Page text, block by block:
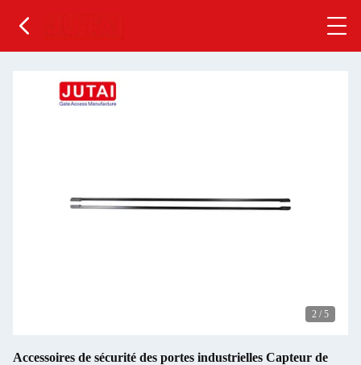
2 / 5
Accessoires de sécurité des portes industrielles Capteur de